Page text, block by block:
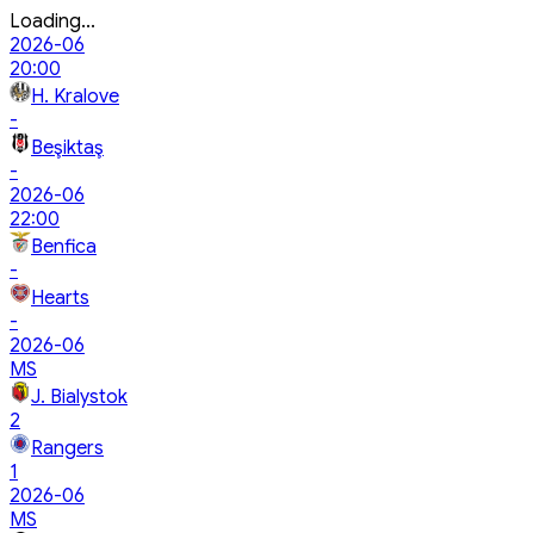
Loading...
2026-06
20:00
H. Kralove
-
Beşiktaş
-
2026-06
22:00
Benfica
-
Hearts
-
2026-06
MS
J. Bialystok
2
Rangers
1
2026-06
MS